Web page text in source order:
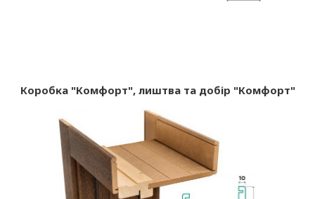
Коробка "Комфорт", лиштва та добір "Комфорт"